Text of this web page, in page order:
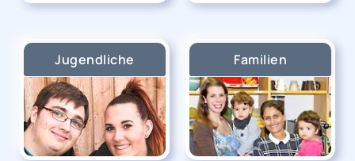
Jugendliche Familien